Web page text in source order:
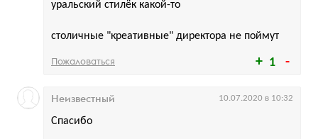
1
уральский стилёк какой-то
столичные "креативные" директора не поймут
Пожаловаться
Спасибо
Неизвестный 10.07.2020 в 10:32